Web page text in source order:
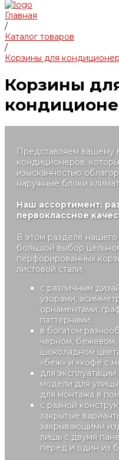
Главная
/
Каталог товаров
/
Корзины для
Корзины
Представляем вашему
кондиционеров,
изысканностью
наружные блоки
Наш ассортимент:
первоклассное
В этом разделе нашего
большой выбор
перфорированных
листовой стали:
с различным
узорами,
орнаментами,
паттернами;
в богатом
черном,
шоколадном
«беж» и «кофе с
для эксплуатации
модели для
для монтажа в
с разной
закрытые
закрывающими
лишь с двумя
перед и один из